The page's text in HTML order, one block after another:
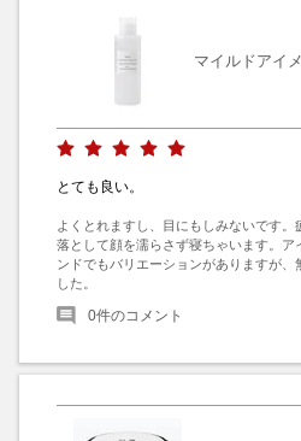
マイルドアイ
とても良い。
よくとれますし、目にもしみないです
落として顔を濡らさず寝ちゃいます。ア
ンドでもバリエーションがありますが、
した。
0件のコメント